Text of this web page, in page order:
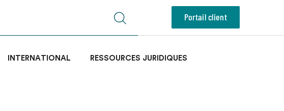
Portail client
INTERNATIONAL RESSOURCES JURIDIQUES